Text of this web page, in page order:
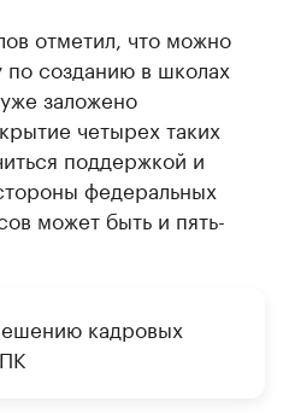
отметил, что можно
по созданию в школах
заложено
четырех таких
поддержкой и
федеральных
может быть и пять-
кадровых